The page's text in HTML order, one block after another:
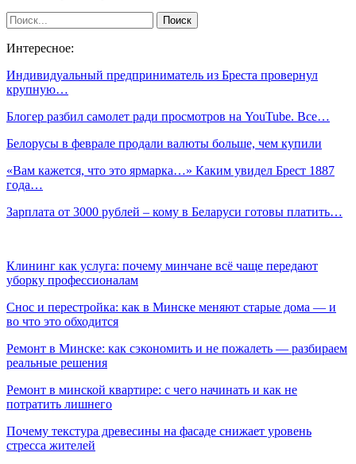
Интересное:
Индивидуальный предприниматель из Бреста провернул
крупную…
Блогер разбил самолет ради просмотров на YouTube. Все…
Белорусы в феврале продали валюты больше, чем купили
«Вам кажется, что это ярмарка…» Каким увидел Брест 1887
года…
Зарплата от 3000 рублей – кому в Беларуси готовы платить…
Клининг как услуга: почему минчане всё чаще передают
уборку профессионалам
Снос и перестройка: как в Минске меняют старые дома — и
во что это обходится
Ремонт в Минске: как сэкономить и не пожалеть — разбираем
реальные решения
Ремонт в минской квартире: с чего начинать и как не
потратить лишнего
Почему текстура древесины на фасаде снижает уровень
стресса жителей